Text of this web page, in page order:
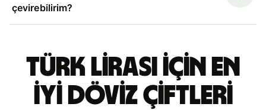
çevirebilirim?
Türk lirası için en
iyi döviz çiftleri